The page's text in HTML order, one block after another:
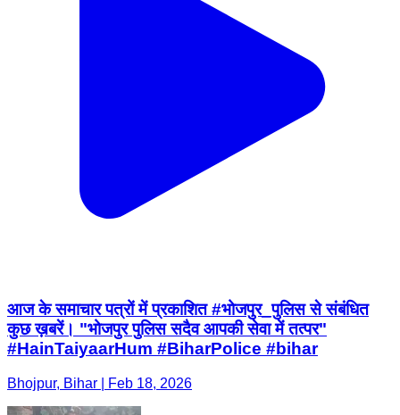
आज के समाचार पत्रों में प्रकाशित #भोजपुर_पुलिस से संबंधित
कुछ ख़बरें। "भोजपुर पुलिस सदैव आपकी सेवा में तत्पर"
#HainTaiyaarHum #BiharPolice #bihar
Bhojpur, Bihar | Feb 18, 2026